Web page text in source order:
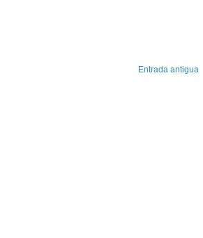
Entrada antigua